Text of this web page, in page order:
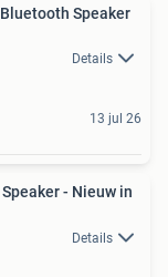
Speaker
Details
13 jul 26
- Nieuw in
Details